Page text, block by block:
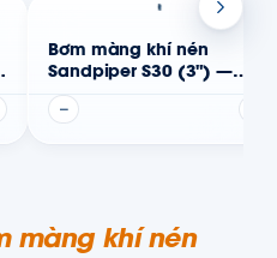
Bơm màng khí nén
Sandpiper S30 (3") —
Thân kim loại
—
màng khí nén